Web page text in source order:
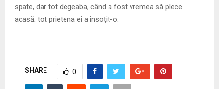
spate, dar tot degeaba, când a fost vremea să plece
acasă, tot prietena ei a însoţit-o.
SHARE 0